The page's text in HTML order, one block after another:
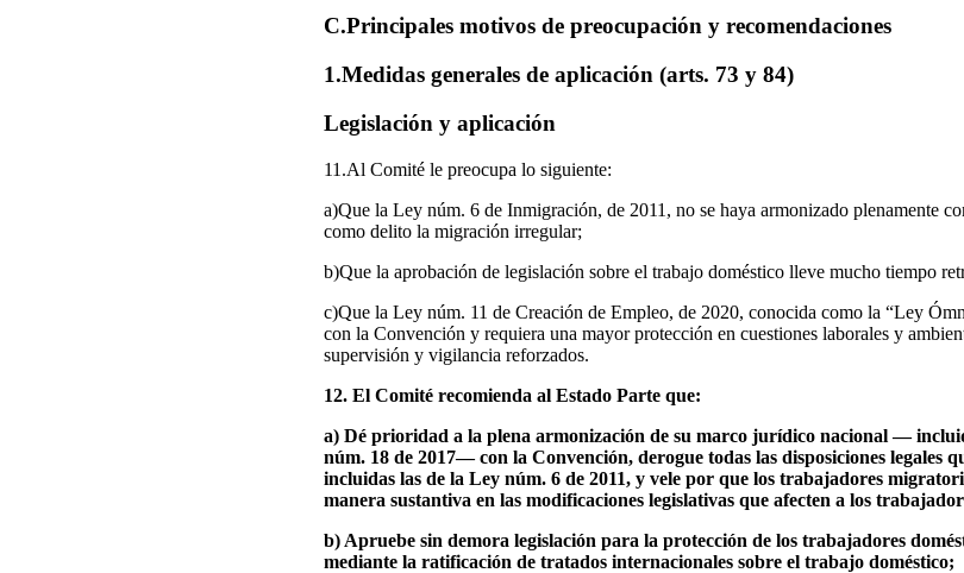
C.Principales motivos de preocupación y recomendaciones
1.Medidas generales de aplicación (arts. 73 y 84)
Legislación y aplicación
11.Al Comité le preocupa lo siguiente:
a)Que la Ley núm. 6 de Inmigración, de 2011, no se haya armonizado plenamente
como delito la migración irregular;
b)Que la aprobación de legislación sobre el trabajo doméstico lleve mucho tiempo
c)Que la Ley núm. 11 de Creación de Empleo, de 2020, conocida como la “Ley
con la Convención y requiera una mayor protección en cuestiones laborales y
supervisión y vigilancia reforzados.
12. El Comité recomienda al Estado Parte que:
a) Dé prioridad a la plena armonización de su marco jurídico nacional —
núm. 18 de 2017— con la Convención, derogue todas las disposiciones legales
incluidas las de la Ley núm. 6 de 2011, y vele por que los trabajadores
manera sustantiva en las modificaciones legislativas que afecten a los
b) Apruebe sin demora legislación para la protección de los trabajadores
mediante la ratificación de tratados internacionales sobre el trabajo doméstico;